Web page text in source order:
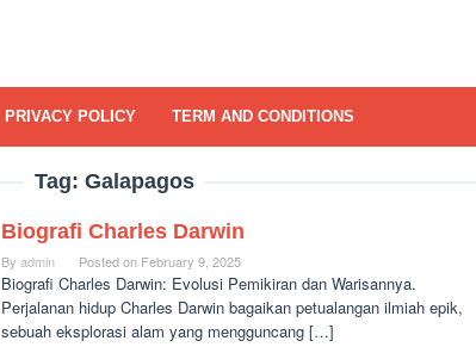
PRIVACY POLICY TERM AND CONDITIONS
Tag: Galapagos
Biografi Charles Darwin
By admin Posted on February 9, 2025
Biografi Charles Darwin: Evolusi Pemikiran dan Warisannya.
Perjalanan hidup Charles Darwin bagaikan petualangan ilmiah epik,
sebuah eksplorasi alam yang mengguncang […]